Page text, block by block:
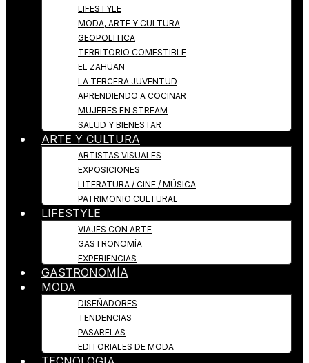
LIFESTYLE
MODA, ARTE Y CULTURA
GEOPOLITICA
TERRITORIO COMESTIBLE
EL ZAHÚAN
LA TERCERA JUVENTUD
APRENDIENDO A COCINAR
MUJERES EN STREAM
SALUD Y BIENESTAR
ARTE Y CULTURA
ARTISTAS VISUALES
EXPOSICIONES
LITERATURA / CINE / MÚSICA
PATRIMONIO CULTURAL
LIFESTYLE
VIAJES CON ARTE
GASTRONOMÍA
EXPERIENCIAS
GASTRONOMÍA
MODA
DISEÑADORES
TENDENCIAS
PASARELAS
EDITORIALES DE MODA